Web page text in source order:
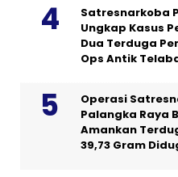
Satresnarkoba
Ungkap Kasus
Dua Terduga
Ops Antik
Operasi
Palangka Raya
Amankan
39,73 Gram